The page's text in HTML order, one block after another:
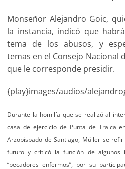
Monseñor Alejandro Goic,
la instancia, indicó que
tema de los abusos, y
temas en el Consejo Nacional
que le corresponde presidir.
{play}images/audios/
Durante la homilía que se realizó al
casa de ejercicio de Punta de Tralca
Arzobispado de Santiago, Müller se
futuro y criticó la función de algunos
“pecadores enfermos”, por su